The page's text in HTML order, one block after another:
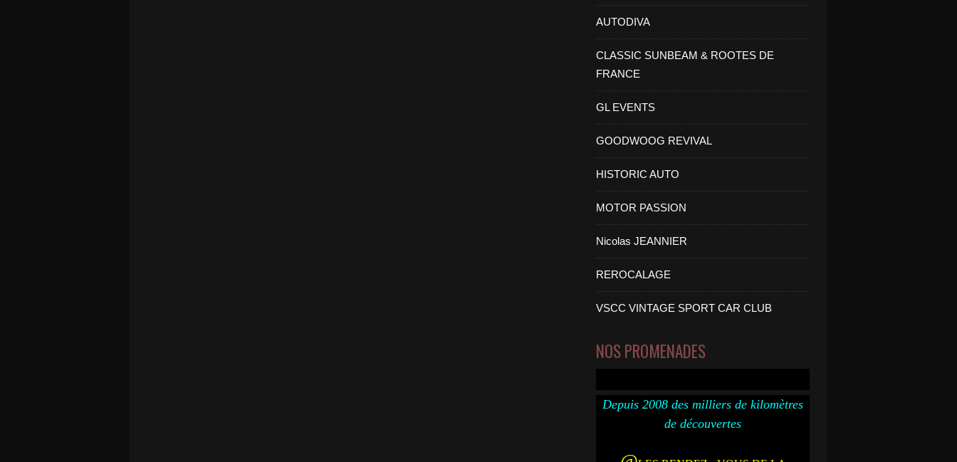
AUTODIVA
CLASSIC SUNBEAM & ROOTES DE
FRANCE
GL EVENTS
GOODWOOG REVIVAL
HISTORIC AUTO
MOTOR PASSION
Nicolas JEANNIER
REROCALAGE
VSCC VINTAGE SPORT CAR CLUB
NOS PROMENADES
Depuis 2008 des milliers de kilomètres
de découvertes